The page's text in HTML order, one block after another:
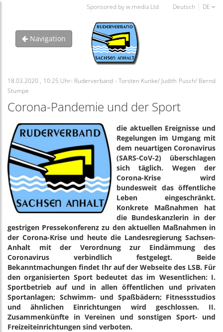
Sponsored by w.media Ltd Deutsch DE
Navigation
18.03.2020 , 10:25 Uhr- Ruderverband - Torsten Kunke/ Judith Pusch/ Bernd
Stumpe
Corona-Pandemie und der Sport
die aktuellen Ereignisse und
Regelungen im Umgang mit
dem neuartigen Coronavirus
(SARS-CoV-2) überschlagen
sich täglich. Wegen der
Corona-Krise wird
bundesweit das öffentliche
Leben eingeschränkt.
Konkrete Maßnahmen hat
die Bundeskanzlerin in der
gestrigen Pressekonferenz zu den aktuellen Maßnahmen in
der Corona-Krise und heute die Landesregierung Sachsen-
Anhalt mit der Verordnung zur Eindämmung des
Coronavirus verbindlich festgelegt. Beide
Bekanntmachungen findet Ihr auf der Webseite des LSB. Für
den organisierten Sport bedeutet das im Wesentlichen: I.
Sportbetrieb auf und in allen öffentlichen und privaten
Sportanlagen; Schwimm- und Spaßbädern; Fitnessstudios
und ähnlichen Einrichtungen wird geschlossen. II.
Zusammenkünfte in Vereinen und sonstigen Sport- und
Freizeiteinrichtungen sind verboten.